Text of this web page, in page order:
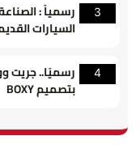
3
رسمياً :
السيارات
4
بتصميم BOXY